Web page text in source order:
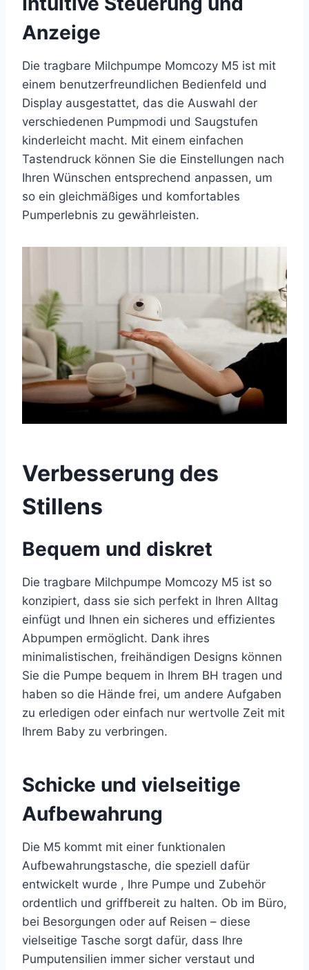
Anzeige
Die tragbare Milchpumpe Momcozy M5 ist mit
einem benutzerfreundlichen Bedienfeld und
Display ausgestattet, das die Auswahl der
verschiedenen Pumpmodi und Saugstufen
kinderleicht macht. Mit einem einfachen
Tastendruck können Sie die Einstellungen nach
Ihren Wünschen entsprechend anpassen, um
so ein gleichmäßiges und komfortables
Pumperlebnis zu gewährleisten.
Verbesserung des
Stillens
Bequem und diskret
Die tragbare Milchpumpe Momcozy M5 ist so
konzipiert, dass sie sich perfekt in Ihren Alltag
einfügt und Ihnen ein sicheres und effizientes
Abpumpen ermöglicht. Dank ihres
minimalistischen, freihändigen Designs können
Sie die Pumpe bequem in Ihrem BH tragen und
haben so die Hände frei, um andere Aufgaben
zu erledigen oder einfach nur wertvolle Zeit mit
Ihrem Baby zu verbringen.
Schicke und vielseitige
Aufbewahrung
Die M5 kommt mit einer funktionalen
Aufbewahrungstasche, die speziell dafür
entwickelt wurde , Ihre Pumpe und Zubehör
ordentlich und griffbereit zu halten. Ob im Büro,
bei Besorgungen oder auf Reisen – diese
vielseitige Tasche sorgt dafür, dass Ihre
Pumputensilien immer sicher verstaut und